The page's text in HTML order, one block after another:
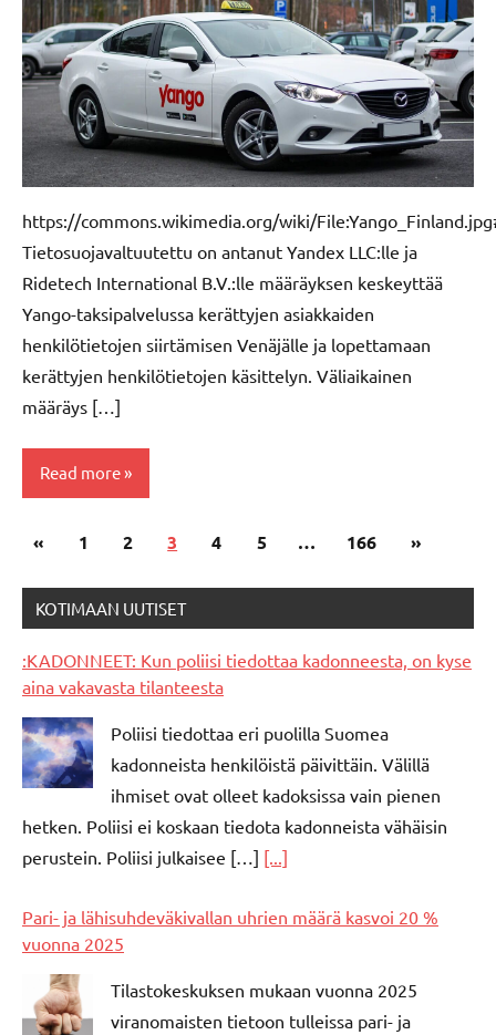
https://commons.wikimedia.org/wiki/
Tietosuojavaltuutettu on antanut Yandex LLC:lle ja
Ridetech International B.V.:lle määräyksen keskeyttää
Yango-taksipalvelussa kerättyjen asiakkaiden
henkilötietojen siirtämisen Venäjälle ja lopettamaan
kerättyjen henkilötietojen käsittelyn. Väliaikainen
määräys […]
Read more
Taksit
Posts
«Previous
1 2 3 4 5 … 166
Next
»
KOTIMAAN UUTISET
:KADONNEET: Kun poliisi tiedottaa kadonneesta, on kyse
aina vakavasta tilanteesta
Poliisi tiedottaa eri puolilla Suomea
kadonneista henkilöistä päivittäin. Välillä
ihmiset ovat olleet kadoksissa vain pienen
hetken. Poliisi ei koskaan tiedota kadonneista vähäisin
perustein. Poliisi julkaisee […] [...]
Pari- ja lähisuhdeväkivallan uhrien määrä kasvoi 20 %
vuonna 2025
Tilastokeskuksen mukaan vuonna 2025
viranomaisten tietoon tulleissa pari- ja